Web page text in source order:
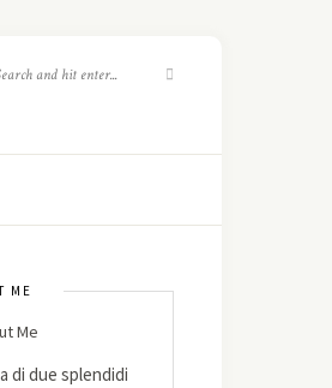
ME
di due splendidi